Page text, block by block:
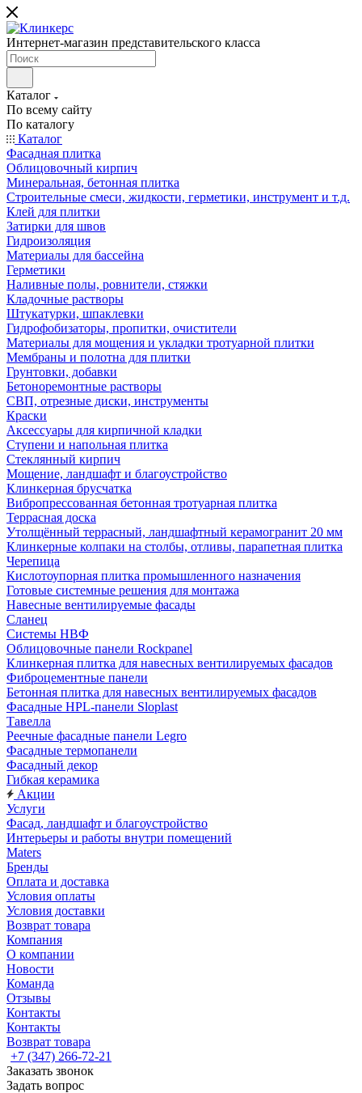
Интернет-магазин представительского класса
Каталог
По всему сайту
По каталогу
Каталог
Фасадная плитка
Облицовочный кирпич
Минеральная, бетонная плитка
Строительные смеси, жидкости, герметики, инструмент и т.д.
Клей для плитки
Затирки для швов
Гидроизоляция
Материалы для бассейна
Герметики
Наливные полы, ровнители, стяжки
Кладочные растворы
Штукатурки, шпаклевки
Гидрофобизаторы, пропитки, очистители
Материалы для мощения и укладки тротуарной плитки
Мембраны и полотна для плитки
Грунтовки, добавки
Бетоноремонтные растворы
СВП, отрезные диски, инструменты
Краски
Аксессуары для кирпичной кладки
Ступени и напольная плитка
Cтеклянный кирпич
Мощение, ландшафт и благоустройство
Клинкерная брусчатка
Вибропрессованная бетонная тротуарная плитка
Террасная доска
Утолщённый террасный, ландшафтный керамогранит 20 мм
Клинкерные колпаки на столбы, отливы, парапетная плитка
Черепица
Кислотоупорная плитка промышленного назначения
Готовые системные решения для монтажа
Навесные вентилируемые фасады
Сланец
Системы НВФ
Облицовочные панели Rockpanel
Клинкерная плитка для навесных вентилируемых фасадов
Фиброцементные панели
Бетонная плитка для навесных вентилируемых фасадов
Фасадные HPL-панели Sloplast
Тавелла
Реечные фасадные панели Legro
Фасадные термопанели
Фасадный декор
Гибкая керамика
Акции
Услуги
Фасад, ландшафт и благоустройство
Интерьеры и работы внутри помещений
Maters
Бренды
Оплата и доставка
Условия оплаты
Условия доставки
Возврат товара
Компания
О компании
Новости
Команда
Отзывы
Контакты
Контакты
Возврат товара
+7 (347) 266-72-21
Заказать звонок
Задать вопрос